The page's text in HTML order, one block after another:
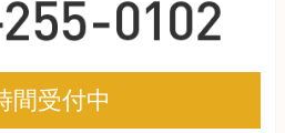
間受付中